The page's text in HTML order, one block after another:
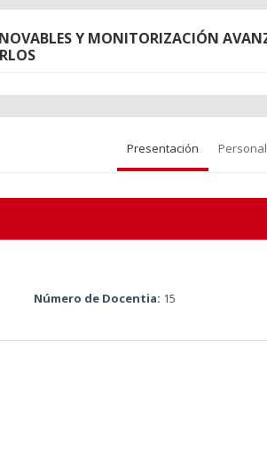
Y MONITORIZACIÓN
Presentación Personal
Número de Docentia: 15